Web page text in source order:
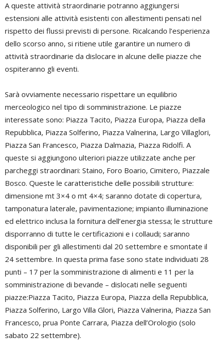
A queste attività straordinarie potranno aggiungersi
estensioni alle attività esistenti con allestimenti pensati nel
rispetto dei flussi previsti di persone. Ricalcando l’esperienza
dello scorso anno, si ritiene utile garantire un numero di
attività straordinarie da dislocare in alcune delle piazze che
ospiteranno gli eventi.
Sarà ovviamente necessario rispettare un equilibrio
merceologico nel tipo di somministrazione. Le piazze
interessate sono: Piazza Tacito, Piazza Europa, Piazza della
Repubblica, Piazza Solferino, Piazza Valnerina, Largo Villaglori,
Piazza San Francesco, Piazza Dalmazia, Piazza Ridolfi. A
queste si aggiungono ulteriori piazze utilizzate anche per
parcheggi straordinari: Staino, Foro Boario, Cimitero, Piazzale
Bosco. Queste le caratteristiche delle possibili strutture:
dimensione mt 3×4 o mt 4×4; saranno dotate di copertura,
tamponatura laterale, pavimentazione; impianto illuminazione
ed elettrico inclusa la fornitura dell’energia stessa; le strutture
disporranno di tutte le certificazioni e i collaudi; saranno
disponibili per gli allestimenti dal 20 settembre e smontate il
24 settembre. In questa prima fase sono state individuati 28
punti – 17 per la somministrazione di alimenti e 11 per la
somministrazione di bevande – dislocati nelle seguenti
piazze:Piazza Tacito, Piazza Europa, Piazza della Repubblica,
Piazza Solferino, Largo Villa Glori, Piazza Valnerina, Piazza San
Francesco, prua Ponte Carrara, Piazza dell’Orologio (solo
sabato 22 settembre).